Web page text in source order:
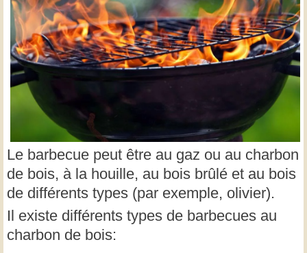
Le barbecue peut être au gaz ou au charbon
de bois, à la houille, au bois brûlé et au bois
de différents types (par exemple, olivier).
Il existe différents types de barbecues au
charbon de bois: